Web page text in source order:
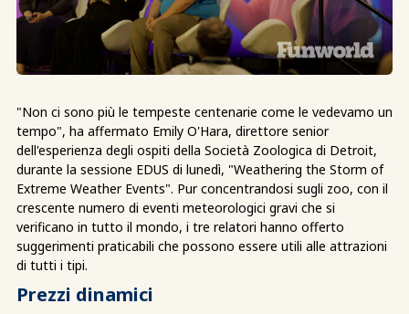
"Non ci sono più le tempeste centenarie come le vedevamo un
tempo", ha affermato Emily O'Hara, direttore senior
dell'esperienza degli ospiti della Società Zoologica di Detroit,
durante la sessione EDUS di lunedì, "Weathering the Storm of
Extreme Weather Events". Pur concentrandosi sugli zoo, con il
crescente numero di eventi meteorologici gravi che si
verificano in tutto il mondo, i tre relatori hanno offerto
suggerimenti praticabili che possono essere utili alle attrazioni
di tutti i tipi.
Prezzi dinamici